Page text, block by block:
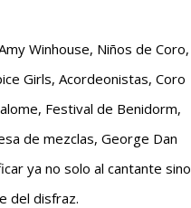
Winhouse, Niños de Coro,
Girls, Acordeonistas, Coro
Festival de Benidorm,
de mezclas, George Dan
ya no solo al cantante sino
del disfraz.